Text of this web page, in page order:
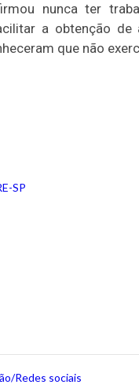
nunca ter
a obtenção de
que não